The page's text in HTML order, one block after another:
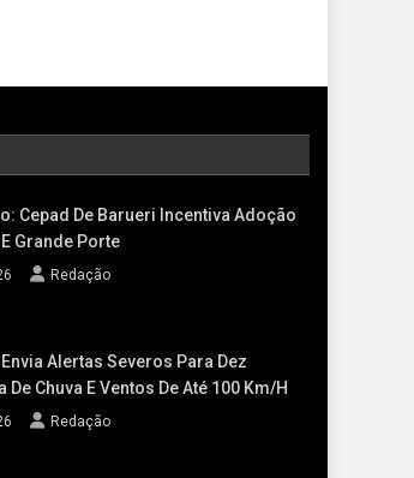
Cepad De Barueri Incentiva Adoção
Grande Porte
Redação
Alertas Severos Para Dez
De Chuva E Ventos De Até 100 Km/h
Redação